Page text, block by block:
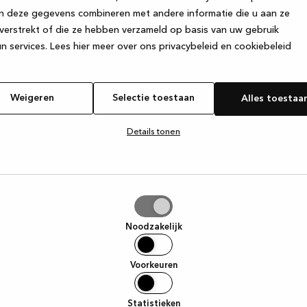
deze gegevens combineren met andere informatie die u aan ze
of die ze hebben verzameld op basis van uw gebruik
services. Lees hier meer over ons privacybeleid en cookiebeleid
Weigeren Selectie toestaan Alles
Details tonen
Noodzakelijk
Voorkeuren
Statistieken
has occurred while loadingwww.kvik.nl (see the